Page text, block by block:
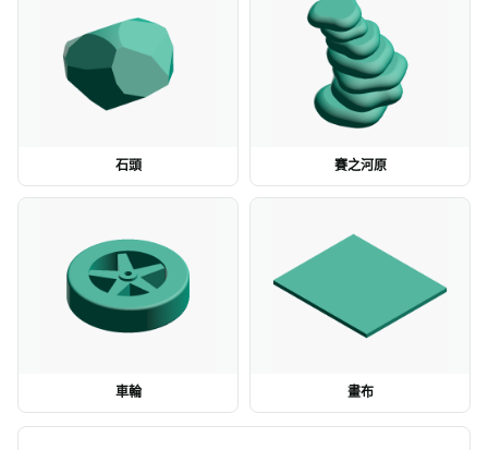
石頭 賽之河原
車輪 畫布